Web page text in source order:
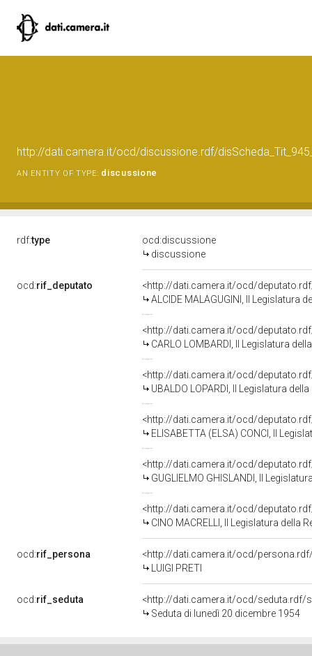
http://dati.camera.it/ocd/discussione.rdf/
AN ENTITY OF TYPE: discussione
rdf:type
ocd:discussione
discussione
ocd:rif_deputato
<http://dati.camera.it/ocd/
ALCIDE MALAGUGINI, II Legislatura
<http://dati.camera.it/ocd/
CARLO LOMBARDI, II Legislatura
<http://dati.camera.it/ocd/
UBALDO LOPARDI, II Legislatura
<http://dati.camera.it/ocd/
ELISABETTA (ELSA) CONCI, II
<http://dati.camera.it/ocd/
GUGLIELMO GHISLANDI, II
<http://dati.camera.it/ocd/
CINO MACRELLI, II Legislatura della
ocd:rif_persona
<http://dati.camera.it/ocd/
LUIGI PRETI
ocd:rif_seduta
<http://dati.camera.it/ocd/seduta.rdf/
Seduta di lunedì 20 dicembre 1954